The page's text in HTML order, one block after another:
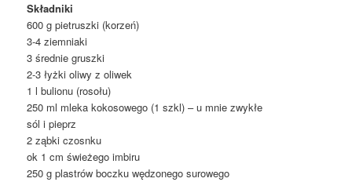
Składniki
600 g pietruszki (korzeń)
3-4 ziemniaki
3 średnie gruszki
2-3 łyżki oliwy z oliwek
1 l bulionu (rosołu)
250 ml mleka kokosowego (1 szkl) – u mnie zwykłe
sól i pieprz
2 ząbki czosnku
ok 1 cm świeżego imbiru
250 g plastrów boczku wędzonego surowego